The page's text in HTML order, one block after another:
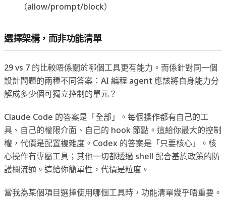
（allow/prompt/block）
選擇架構，而非功能清單
29 vs 7 的比較唔係關於哪個工具更有能力。而係針對同一個
設計問題的兩種不同答案：AI 編程 agent 應該將自身能力分
解成多少個可獨立控制的單元？
Claude Code 的答案是「全部」。每個操作都有自己的工
具、自己的權限介面、自己的 hook 節點。這給你最大的控制
權，代價是配置複雜度。Codex 的答案是「只要核心」。核
心操作有專屬工具；其他一切都透過 shell 配合基於政策的防
護欄流通。這給你簡單性，代價是粒度。
當我為某個項目選擇使用哪個工具時，功能清單幾乎唔重要。